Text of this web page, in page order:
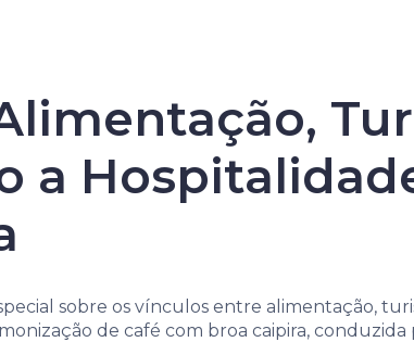
a
sobre os vínculos entre alimentação,
de café com broa caipira, conduzida